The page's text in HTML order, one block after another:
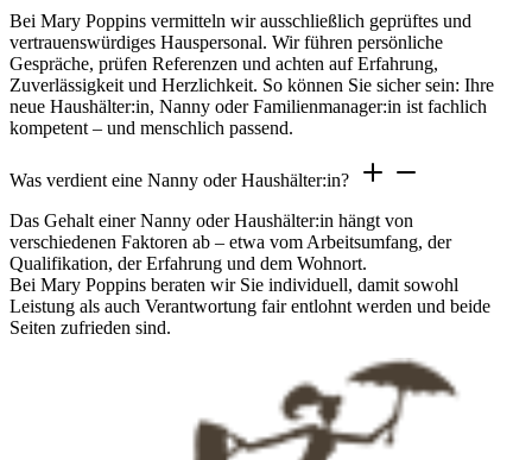
Bei Mary Poppins vermitteln wir ausschließlich geprüftes und
vertrauenswürdiges Hauspersonal. Wir führen persönliche
Gespräche, prüfen Referenzen und achten auf Erfahrung,
Zuverlässigkeit und Herzlichkeit. So können Sie sicher sein: Ihre
neue Haushälter:in, Nanny oder Familienmanager:in ist fachlich
kompetent – und menschlich passend.
Was verdient eine Nanny oder Haushälter:in?
Das Gehalt einer Nanny oder Haushälter:in hängt von
verschiedenen Faktoren ab – etwa vom Arbeitsumfang, der
Qualifikation, der Erfahrung und dem Wohnort.
Bei Mary Poppins beraten wir Sie individuell, damit sowohl
Leistung als auch Verantwortung fair entlohnt werden und beide
Seiten zufrieden sind.